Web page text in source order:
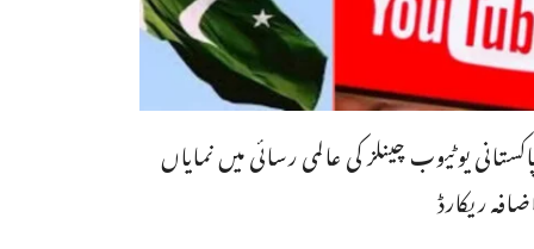
یوٹیوب چینلز کی عالمی رسائی میں نمایاں
ریکارڈ